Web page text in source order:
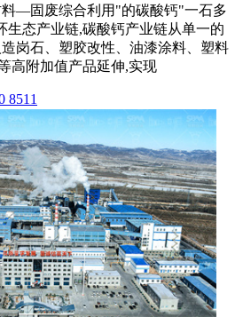
—固废综合利用"的碳酸钙"一石多
生态产业链,碳酸钙产业链从单一的
岗石、塑胶改性、油漆涂料、塑料
高附加值产品延伸,实现
8511